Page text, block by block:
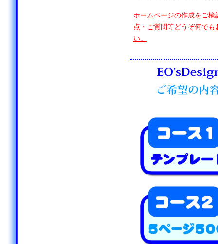
ホームページの作成をご検
点・ご質問等どうぞ何でも
い。